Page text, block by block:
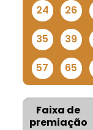
24 26
35 39
57 65
Faixa de
premiação